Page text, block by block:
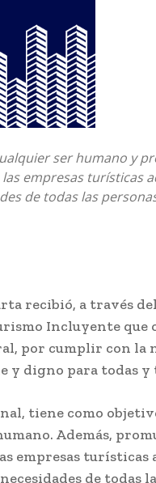
ser humano y
empresas turísticas
de todas las
recibió, a través del
Incluyente que
por cumplir con la
y digno para todas y
tiene como
Además,
empresas turísticas
de todas